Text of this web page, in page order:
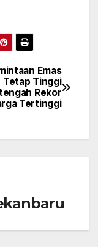
Emas
Tetap Tinggi
Rekor
Tertinggi